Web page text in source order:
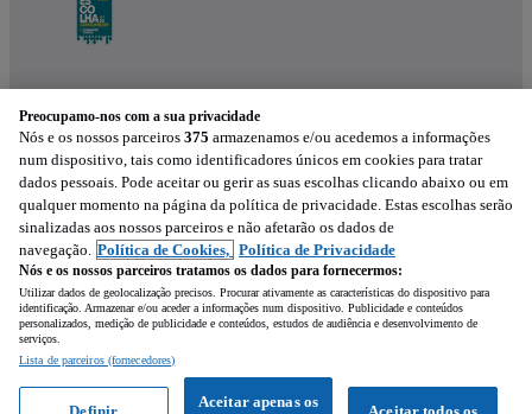
Experimenta a aplicação
Preocupamo-nos com a sua privacidade
Nós e os nossos parceiros 375 armazenamos e/ou acedemos a informações
num dispositivo, tais como identificadores únicos em cookies para tratar
dados pessoais. Pode aceitar ou gerir as suas escolhas clicando abaixo ou em
qualquer momento na página da política de privacidade. Estas escolhas serão
sinalizadas aos nossos parceiros e não afetarão os dados de
navegação. Política de Cookies, Política de Privacidade
Nós e os nossos parceiros tratamos os dados para fornecermos:
Utilizar dados de geolocalização precisos. Procurar ativamente as características do dispositivo para
identificação. Armazenar e/ou aceder a informações num dispositivo. Publicidade e conteúdos
personalizados, medição de publicidade e conteúdos, estudos de audiência e desenvolvimento de
serviços.
Lista de parceiros (fornecedores)
Aceitar todos os
Aceitar apenas os
Definir